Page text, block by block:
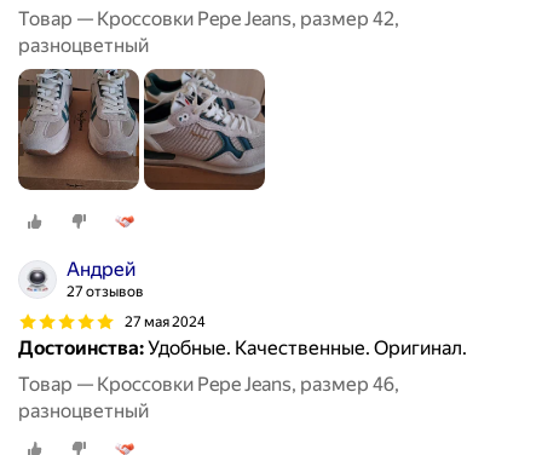
Товар — Кроссовки Pepe Jeans, размер 42,
разноцветный
Андрей
27 отзывов
27 мая 2024
Достоинства:Удобные. Качественные. Оригинал.
Товар — Кроссовки Pepe Jeans, размер 46,
разноцветный